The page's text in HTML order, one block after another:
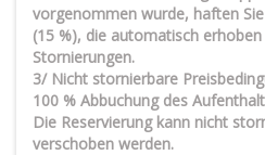
vorgenommen wurde, haften
(15 %), die automatisch
Stornierungen.
3/ Nicht stornierbare
100 % Abbuchung des
Die Reservierung kann nicht
verschoben werden.